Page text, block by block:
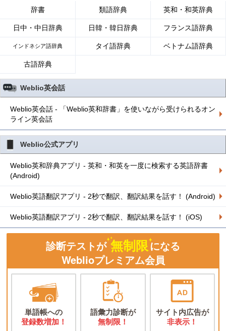
辞書 類語辞典 英和・和英辞典
日中・中日辞典 日韓・韓日辞典 フランス語辞典
インドネシア語辞典 タイ語辞典 ベトナム語辞典
古語辞典
Weblio英会話
Weblio英会話 - 「Weblio英和辞書」を使いながら受けられるオン
ライン英会話
Weblio公式アプリ
Weblio英和辞典アプリ - 英和・和英を一度に検索する英語辞書
(Android)
Weblio英語翻訳アプリ - 2秒で翻訳、翻訳結果を話す！ (Android)
Weblio英語翻訳アプリ - 2秒で翻訳、翻訳結果を話す！ (iOS)
診断テストが 無制限になる
Weblioプレミアム会員
単語帳への
登録数増加！
語彙力診断が
無制限！
サイト内広告が
非表示！